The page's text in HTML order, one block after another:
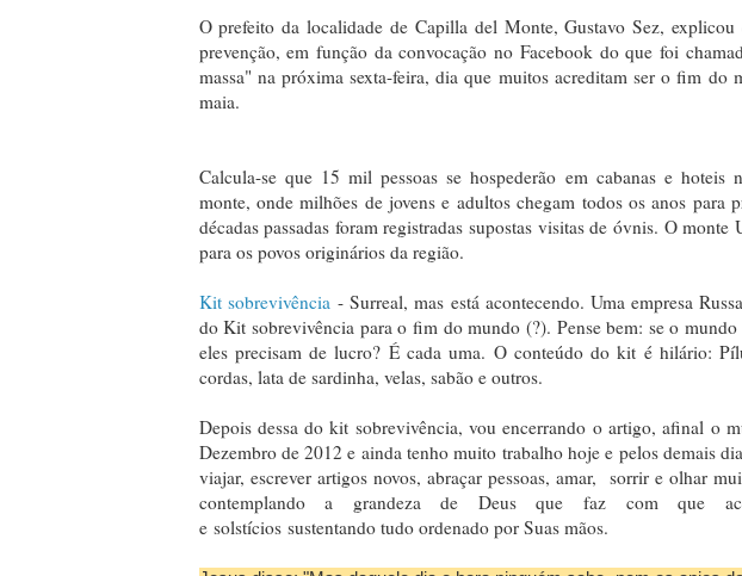
O prefeito da localidade de Capilla del Monte, Gustavo Sez,
prevenção, em função da convocação no Facebook do que foi
massa" na próxima sexta-feira, dia que muitos acreditam ser o fim do
maia.
Calcula-se que 15 mil pessoas se hospederão em cabanas e hoteis
monte, onde milhões de jovens e adultos chegam todos os anos para
décadas passadas foram registradas supostas visitas de óvnis. O
para os povos originários da região.
Kit sobrevivência- Surreal, mas está acontecendo. Uma empresa
do Kit sobrevivência para o fim do mundo (?). Pense bem: se o
eles precisam de lucro? É cada uma. O conteúdo do kit é hilário:
cordas, lata de sardinha, velas, sabão e outros.
Depois dessa do kit sobrevivência, vou encerrando o artigo, afinal o
Dezembro de 2012 e ainda tenho muito trabalho hoje e pelos demais
viajar, escrever artigos novos, abraçar pessoas, amar, sorrir e olhar
contemplando a grandeza de Deus que faz com que
e solstícios sustentando tudo ordenado por Suas mãos.